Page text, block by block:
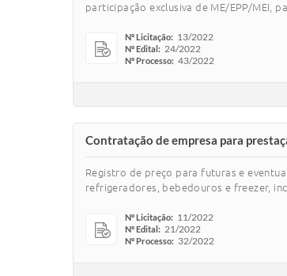
participação exclusiva de ME/EPP/MEI,
Nº Licitação: 13/2022
Nº Edital: 24/2022
Nº Processo: 43/2022
Contratação de empresa para
Registro de preço para futuras e
refrigeradores, bebedouros e freezer,
Nº Licitação: 11/2022
Nº Edital: 21/2022
Nº Processo: 32/2022